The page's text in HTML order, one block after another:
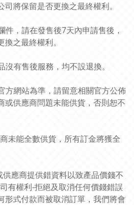
將保留是否更換之最終權利。
件，請在發售後7天內申請售後，
之最終權利。
有售後服務，均不設退換。
方網站為準，請留意相關官方公佈
或供應商問題未能供貨，否則恕不
未能全數供貨，所有訂金將獲全
應商提供錯資料以致產品價錢不
有權利-拒絕及取消任何價錢錯誤
形式付款而被取消訂單，我們將會